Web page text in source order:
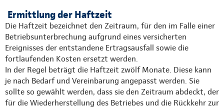
Ermittlung der Haftzeit
Die Haftzeit bezeichnet den Zeitraum, für den im Falle einer
Betriebsunterbrechung aufgrund eines versicherten
Ereignisses der entstandene Ertragsausfall sowie die
fortlaufenden Kosten ersetzt werden.
In der Regel beträgt die Haftzeit zwölf Monate. Diese kann
je nach Bedarf und Vereinbarung angepasst werden. Sie
sollte so gewählt werden, dass sie den Zeitraum abdeckt, der
für die Wiederherstellung des Betriebes und die Rückkehr zur